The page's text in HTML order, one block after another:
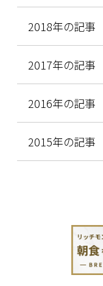
2018年の記事
2017年の記事
2016年の記事
2015年の記事